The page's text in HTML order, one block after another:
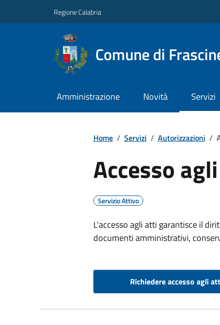
Regione Calabria
Comune di
Amministrazione Novità Servizi
Home / Servizi / Autorizzazioni /
Accesso
Servizio Attivo
L'accesso agli atti garantisce il
documenti amministrativi,
Richiedere accesso agli